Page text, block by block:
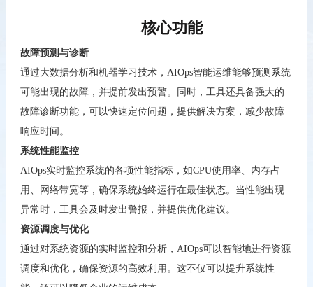
核心功能
故障预测与诊断
通过大数据分析和机器学习技术， AIOps智能运维能够预测系统
可能出现的故障，并提前发出预警。同时，工具还具备强大的
故障诊断功能，可以快速定位问题，提供解决方案，减少故障
响应时间。
系统性能监控
AIOps实时监控系统的各项性能指标，如CPU使用率、内存占
用、网络带宽等，确保系统始终运行在最佳状态。当性能出现
异常时，工具会及时发出警报，并提供优化建议。
资源调度与优化
通过对系统资源的实时监控和分析， AIOps可以智能地进行资源
调度和优化，确保资源的高效利用。这不仅可以提升系统性